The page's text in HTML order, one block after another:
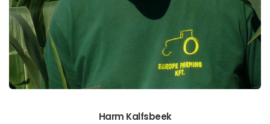
Harm Kalfsbeek